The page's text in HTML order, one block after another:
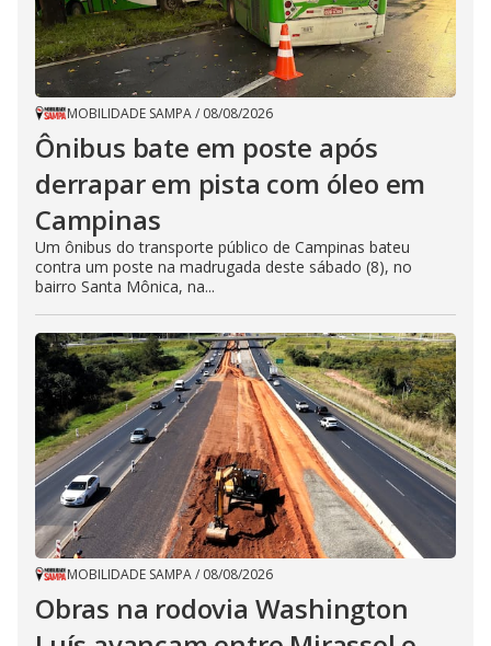
MOBILIDADE SAMPA/ 08/08/2026
Ônibus bate em poste após
derrapar em pista com óleo em
Campinas
Um ônibus do transporte público de Campinas bateu
contra um poste na madrugada deste sábado (8), no
bairro Santa Mônica, na...
MOBILIDADE SAMPA/ 08/08/2026
Obras na rodovia Washington